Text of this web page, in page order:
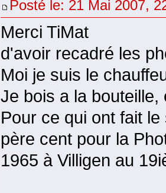
Posté le: 21 Mai 2007,
Merci TiMat
d'avoir recadré les
Moi je suis le
Je bois a la
Pour ce qui ont fait
père cent pour la
1965 à Villigen au